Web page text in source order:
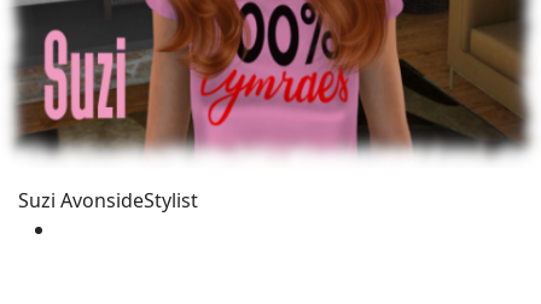
Suzi AvonsideStylist